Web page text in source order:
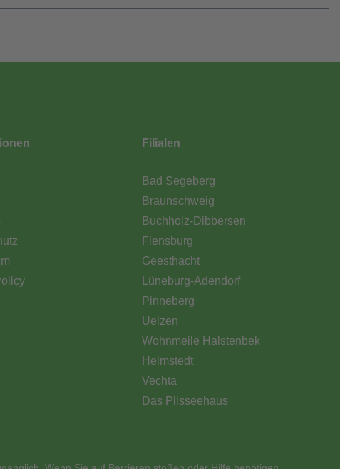
Filialen
Bad Segeberg
Braunschweig
Buchholz-Dibbersen
Flensburg
Geesthacht
Lüneburg-Adendorf
Pinneberg
Uelzen
Wohnmeile Halstenbek
Helmstedt
Vechta
Das Plisseehaus